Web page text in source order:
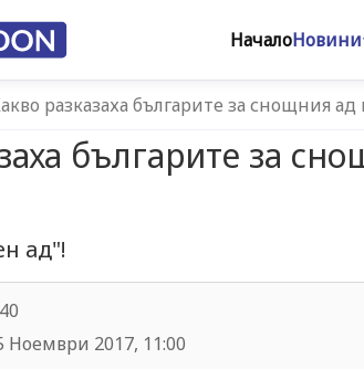
НачалоНовини
разказаха българите за снощния
българите за
ад"!
Ноември 2017, 11:00